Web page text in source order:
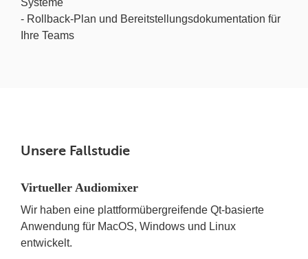
Systeme
- Rollback-Plan und Bereitstellungsdokumentation für
Ihre Teams
Unsere Fallstudie
Virtueller Audiomixer
Wir haben eine plattformübergreifende Qt-basierte
Anwendung für MacOS, Windows und Linux
entwickelt.